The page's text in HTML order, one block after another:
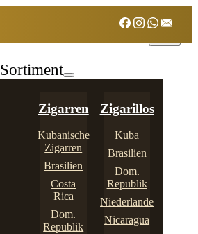
Sortiment
Zigarren
Kubanische
Zigarren
Brasilien
Costa
Rica
Dom.
Republik
Zigarillos
Kuba
Brasilien
Dom.
Republik
Niederlande
Nicaragua